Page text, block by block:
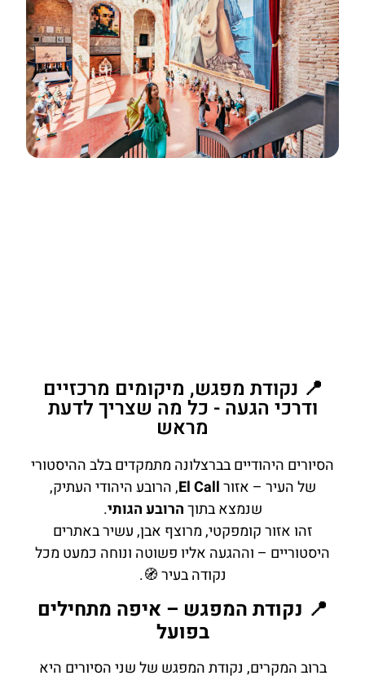
📍 נקודת מפגש, מיקומים מרכזיים
ודרכי הגעה - כל מה שצריך לדעת
מראש
הסיורים היהודיים בברצלונה מתמקדים בלב ההיסטורי
של העיר – אזורEl Call, הרובע היהודי העתיק,
שנמצא בתוךהרובע הגותי.
זהו אזור קומפקטי, מרוצף אבן, עשיר באתרים
היסטוריים – וההגעה אליו פשוטה ונוחה כמעט מכל
נקודה בעיר 🧭.
📍 נקודת המפגש – איפה מתחילים
בפועל
ברוב המקרים, נקודת המפגש של שני הסיורים היא